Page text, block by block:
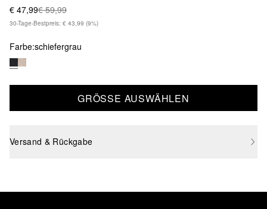
€ 47,99€ 59,99
30-Tage-Bestpreis: € 43,99 (9%)
Farbe:schiefergrau
GRÖSSE AUSWÄHLEN
Versand & Rückgabe